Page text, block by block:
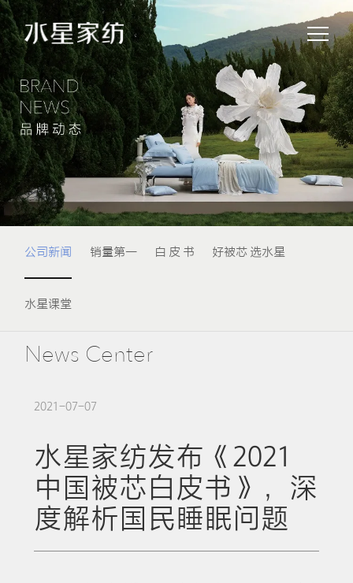
公司新闻 销量第一 白 皮 书 好被芯 选水星
水星课堂
News Center
2021-07-07
水星家纺发布《2021
中国被芯白皮书》，深
度解析国民睡眠问题